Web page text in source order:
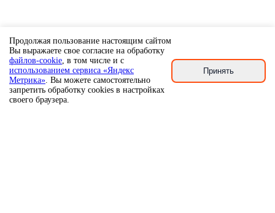
Продолжая пользование настоящим сайтом
Вы выражаете свое согласие на обработку
файлов-cookie, в том числе и с
использованием сервиса «Яндекс
Метрика». Вы можете самостоятельно
запретить обработку cookies в настройках
своего браузера.
Принять